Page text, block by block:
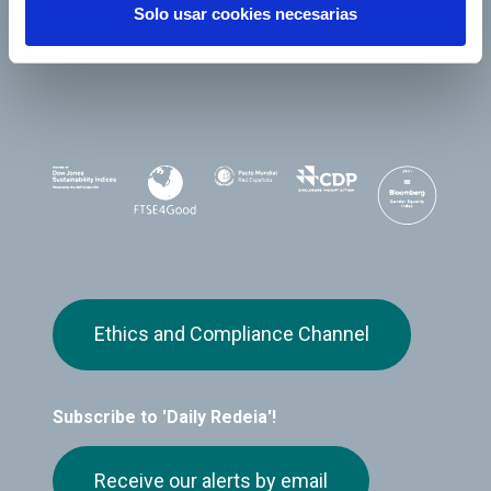
Solo usar cookies necesarias
Subscribe to 'Daily Redeia'!
Receive our alerts by email
Ethics and Compliance Channel